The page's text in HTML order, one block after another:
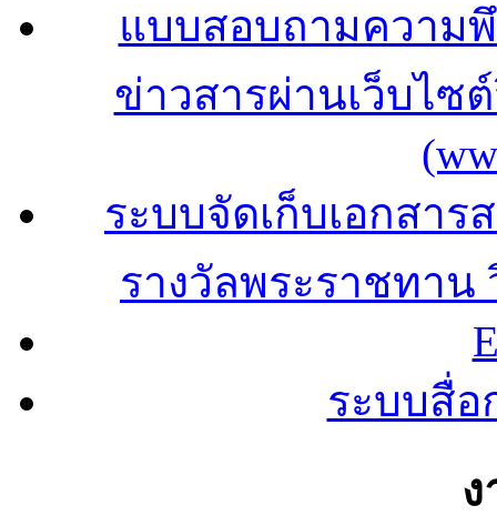
แบบสอบถามความ
ข่าวสารผ่านเว็บไซ
ระบบจัดเก็บเอกสา
รางวัลพระราชทา
ระบบสื่อ